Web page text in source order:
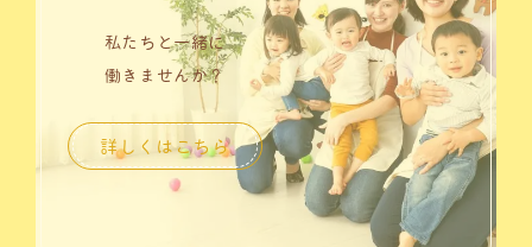
私たちと一緒に
働きませんか？
詳しくはこちら